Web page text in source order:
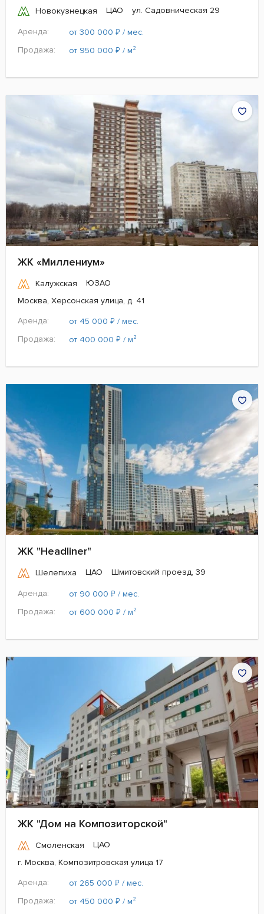
Новокузнецкая ЦАО ул. Садовническая 29
Аренда: от 300 000 ₽ / мес.
Продажа:
от 950 000 ₽ / м²
ЖК «Миллениум»
Калужская
ЮЗАО
Москва, Херсонская улица, д. 41
Аренда:
от 45 000 ₽ / мес.
Продажа:
от 400 000 ₽ / м²
ЖК "Headliner"
Шелепиха ЦАО Шмитовский проезд, 39
Аренда: от 90 000 ₽ / мес.
Продажа:
от 600 000 ₽ / м²
ЖК "Дом на Композиторской"
Смоленская
ЦАО
г. Москва, Композитровская улица 17
Аренда:
от 265 000 ₽ / мес.
Продажа:
от 450 000 ₽ / м²